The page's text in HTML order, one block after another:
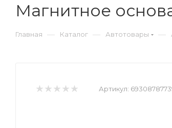
Магнитное
Главная — Каталог — Автотовары —
Артикул: